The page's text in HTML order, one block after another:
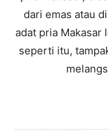
dari emas atau
adat pria Makasar
seperti itu,